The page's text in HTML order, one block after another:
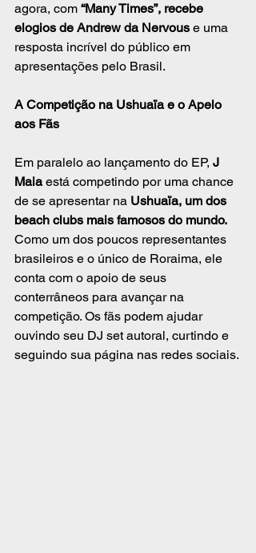
agora, com “Many Times”, recebe
elogios de Andrew da Nervous e uma
resposta incrível do público em
apresentações pelo Brasil.
A Competição na Ushuaïa e o Apelo
aos Fãs
Em paralelo ao lançamento do EP, J
Maia está competindo por uma chance
de se apresentar na Ushuaïa, um dos
beach clubs mais famosos do mundo.
Como um dos poucos representantes
brasileiros e o único de Roraima, ele
conta com o apoio de seus
conterrâneos para avançar na
competição. Os fãs podem ajudar
ouvindo seu DJ set autoral, curtindo e
seguindo sua página nas redes sociais.